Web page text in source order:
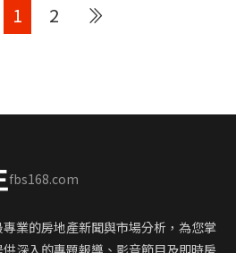
1 2
fbs168.com
業的房地產新聞與市場分析，為您掌